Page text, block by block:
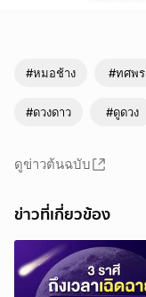
#หมอช้าง #ทศพร
#ดวงดาว #ดูดวง
ดูข่าวต้นฉบับ
ข่าวที่เกี่ยวข้อง